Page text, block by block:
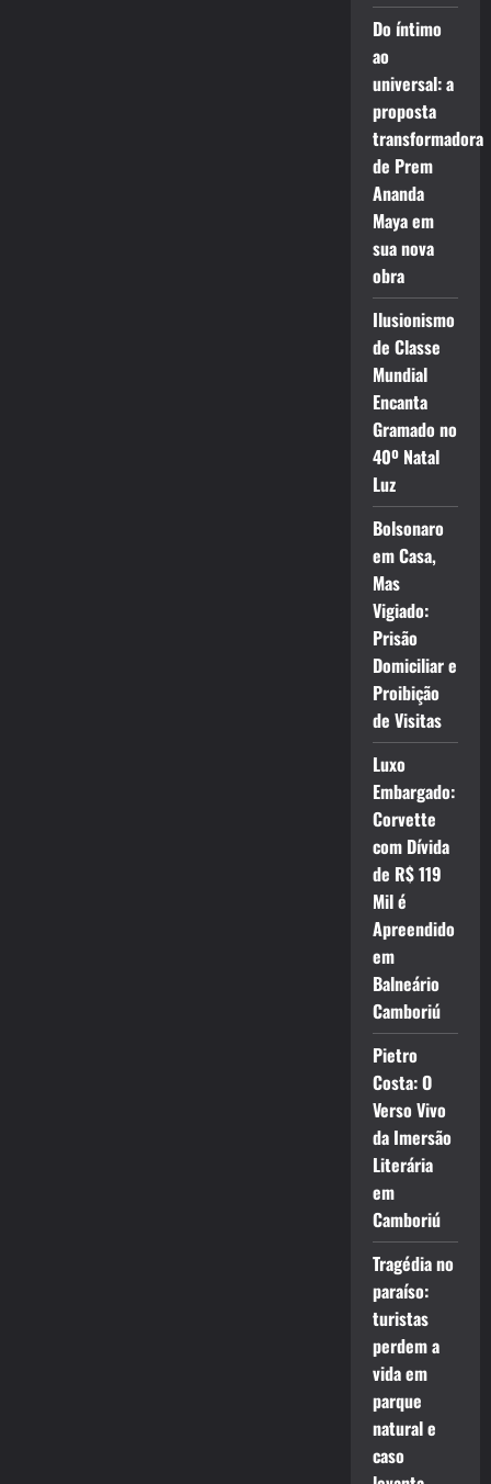
Do íntimo
ao
universal: a
proposta
transformadora
de Prem
Ananda
Maya em
sua nova
obra
Ilusionismo
de Classe
Mundial
Encanta
Gramado no
40º Natal
Luz
Bolsonaro
em Casa,
Mas
Vigiado:
Prisão
Domiciliar e
Proibição
de Visitas
Luxo
Embargado:
Corvette
com Dívida
de R$ 119
Mil é
Apreendido
em
Balneário
Camboriú
Pietro
Costa: O
Verso Vivo
da Imersão
Literária
em
Camboriú
Tragédia no
paraíso:
turistas
perdem a
vida em
parque
natural e
caso